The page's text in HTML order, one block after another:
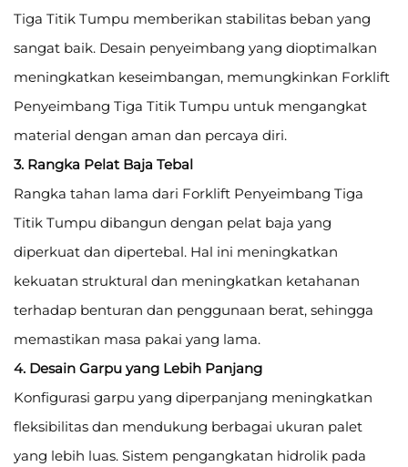
Tiga Titik Tumpu memberikan stabilitas beban yang
sangat baik. Desain penyeimbang yang dioptimalkan
meningkatkan keseimbangan, memungkinkan Forklift
Penyeimbang Tiga Titik Tumpu untuk mengangkat
material dengan aman dan percaya diri.
3. Rangka Pelat Baja Tebal
Rangka tahan lama dari Forklift Penyeimbang Tiga
Titik Tumpu dibangun dengan pelat baja yang
diperkuat dan dipertebal. Hal ini meningkatkan
kekuatan struktural dan meningkatkan ketahanan
terhadap benturan dan penggunaan berat, sehingga
memastikan masa pakai yang lama.
4. Desain Garpu yang Lebih Panjang
Konfigurasi garpu yang diperpanjang meningkatkan
fleksibilitas dan mendukung berbagai ukuran palet
yang lebih luas. Sistem pengangkatan hidrolik pada